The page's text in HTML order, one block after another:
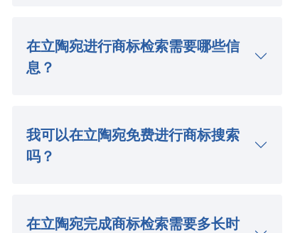
在立陶宛进行商标检索需要哪些信
息？
我可以在立陶宛免费进行商标搜索
吗？
在立陶宛完成商标检索需要多长时